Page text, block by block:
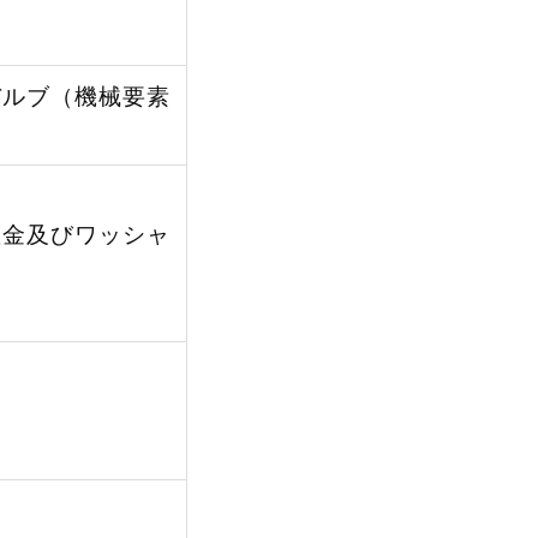
ブ（機械要素
及びワッシャ